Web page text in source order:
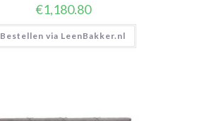
€1,180.80
Bestellen via LeenBakker.nl